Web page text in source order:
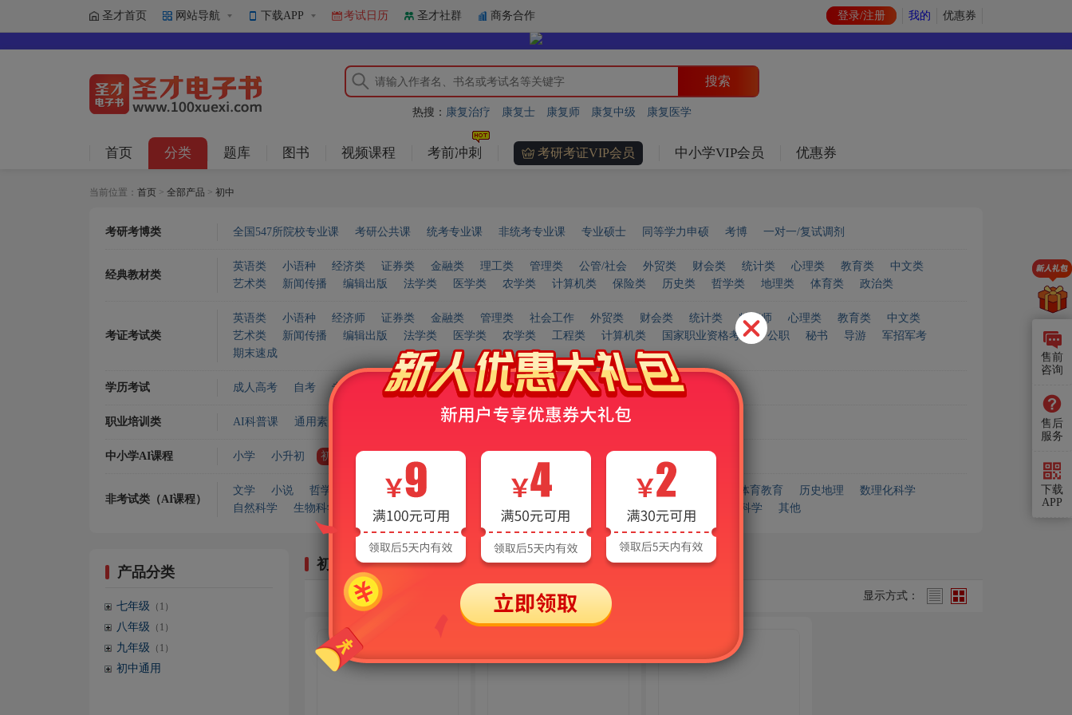
圣才首页 网站导航 下载APP 考试日历 圣才社群 商务合作 登录/注册 我的 优惠券
热搜： 康复治疗 康复士 康复师 康复中级 康复医学
首页 分类 题库 图书 视频课程 考前冲刺 考研考证VIP会员 中小学VIP会员 优惠券
当前位置： 首页 > 全部产品 > 初中
考研考博类 全国547所院校专业课 考研公共课 统考专业课 非统考专业课 专业硕士 同等学力申硕 考博 一对一/复试调剂
经典教材类
英语类 小语种 经济类 证券类 金融类 理工类 管理类 公管/社会 外贸类 财会类 统计类 心理类 教育类
中文类
艺术类
新闻传播 编辑出版 法学类 医学类 农学类 计算机类 保险类 历史类 哲学类 地理类 体育类 政治类
考证考试类
英语类 小语种 经济师 证券类 金融类 管理类 社会工作 外贸类 财会类 统计类 精算师 心理类 教育类
中文类
艺术类
新闻传播 编辑出版 法学类 医学类 农学类 工程类 计算机类 国家职业资格考试 公职 秘书 导游
军招军考
期末速成
学历考试 成人高考 自考 专升本
职业培训类 AI科普课 通用素质 商业服务 建筑工程 信息技术 企业管理
中小学AI课程 小学 小升初 初中 中考 职教高考（对口升学）
非考试类（AI课程）
文学 小说 哲学宗教 心理学 社会科学 政治学 法律 经济学 语言文字 艺术体育教育 历史地理
数理化科学
自然科学
生物科学 医药卫生 农业科学 工业技术 交通运输 航空航天 环境科学 安全科学 其他
产品分类
七年级 （1）
八年级 （1）
九年级 （1）
初中通用
初中
显示方式：
售前
咨询
售后
服务
下载
APP